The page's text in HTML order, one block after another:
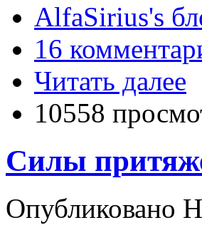
AlfaSirius's
16
Читать далее
10558
Силы
Опубликовано